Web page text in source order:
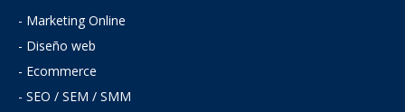
- Marketing Online
- Diseño web
- Ecommerce
- SEO / SEM / SMM